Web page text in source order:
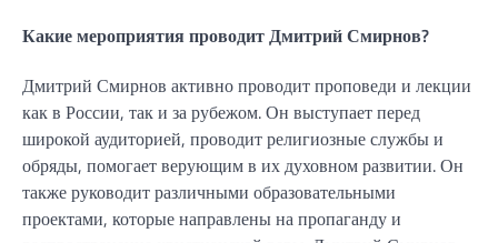
Какие мероприятия проводит Дмитрий Смирнов?
Дмитрий Смирнов активно проводит проповеди и лекции
как в России, так и за рубежом. Он выступает перед
широкой аудиторией, проводит религиозные службы и
обряды, помогает верующим в их духовном развитии. Он
также руководит различными образовательными
проектами, которые направлены на пропаганду и